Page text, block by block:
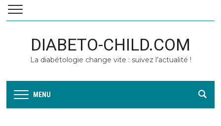
DIABETO-CHILD.COM
La diabétologie change vite : suivez l’actualité !
MENU